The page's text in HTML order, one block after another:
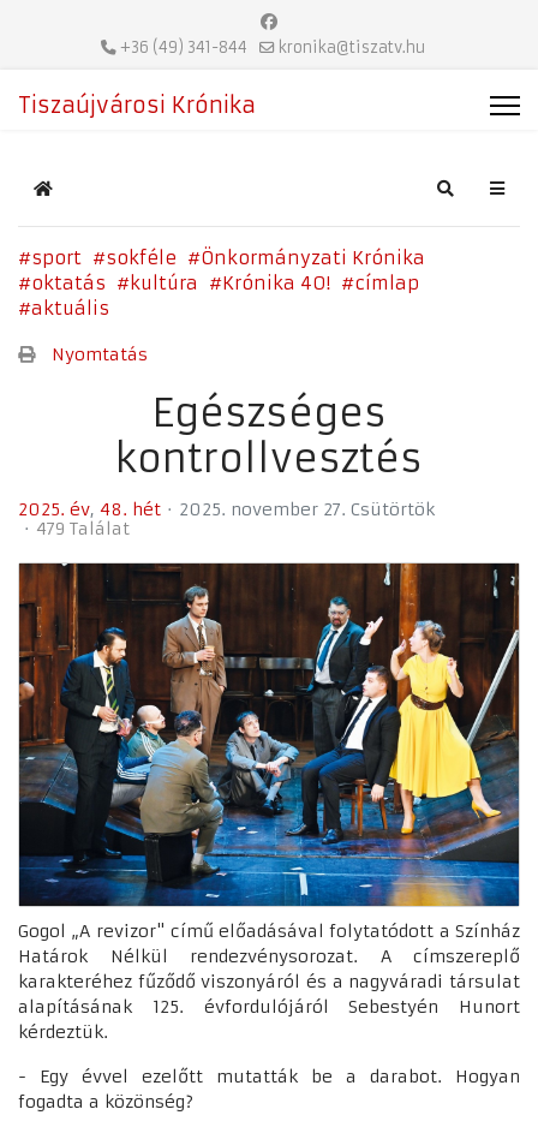
+36 (49) 341-844 kronika@tiszatv.hu
Tiszaújvárosi Krónika
Home Search
sport sokféle
Önkormányzati Krónika
oktatás
kultúra Krónika 40!
címlap
aktuális
Nyomtatás
Egészséges
kontrollvesztés
2025. év 48. hét
2025. november 27. Csütörtök
479 Találat
Gogol „A revizor" című előadásával folytatódott a Színház
Határok Nélkül rendezvénysorozat. A címszereplő
karakteréhez fűződő viszonyáról és a nagyváradi társulat
alapításának 125. évfordulójáról Sebestyén Hunort
kérdeztük.
- Egy évvel ezelőtt mutatták be a darabot. Hogyan
fogadta a közönség?